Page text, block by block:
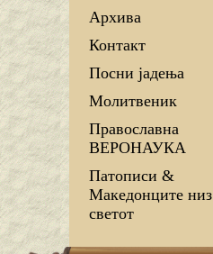
Архива
Контакт
Посни јадења
Молитвеник
Православна
ВЕРОНАУКА
Патописи &
Македонците низ
светот